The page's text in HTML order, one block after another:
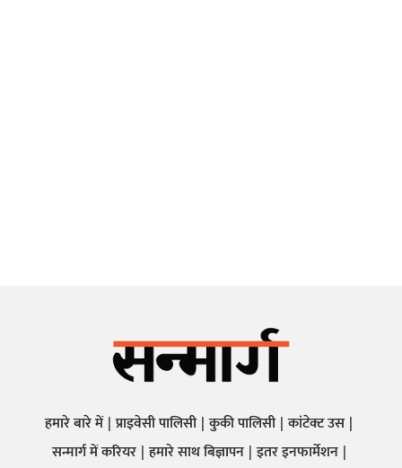
हमारे बारे में प्राइवेसी पालिसी कुकी पालिसी कांटेक्ट उस
सन्मार्ग में करियर हमारे साथ बिज्ञापन इतर इनफार्मेशन